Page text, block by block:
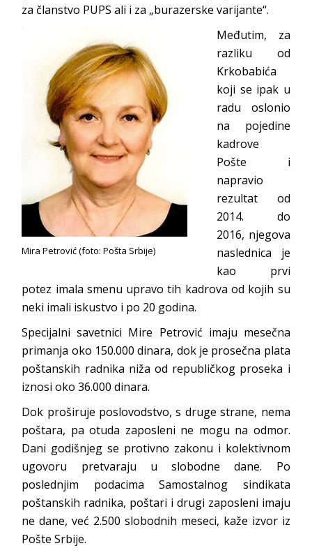
za članstvo PUPS ali i za „burazerske varijante“.
Mira Petrović (foto: Pošta Srbije)
Međutim, za
razliku od
Krkobabića
koji se ipak u
radu oslonio
na pojedine
kadrove
Pošte i
napravio
rezultat od
2014. do
2016, njegova
naslednica je
kao prvi
potez imala smenu upravo tih kadrova od kojih su
neki imali iskustvo i po 20 godina.
Specijalni savetnici Mire Petrović imaju mesečna
primanja oko 150.000 dinara, dok je prosečna plata
poštanskih radnika niža od republičkog proseka i
iznosi oko 36.000 dinara.
Dok proširuje poslovodstvo, s druge strane, nema
poštara, pa otuda zaposleni ne mogu na odmor.
Dani godišnjeg se protivno zakonu i kolektivnom
ugovoru pretvaraju u slobodne dane. Po
poslednjim podacima Samostalnog sindikata
poštanskih radnika, poštari i drugi zaposleni imaju
ne dane, već 2.500 slobodnih meseci, kaže izvor iz
Pošte Srbije.